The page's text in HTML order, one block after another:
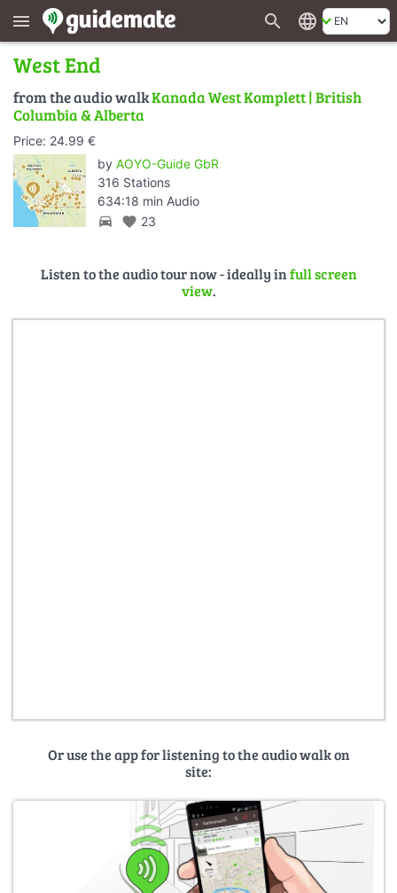
menu search language
West End
from the audio walkKanada West Komplett | British
Columbia & Alberta
Price: 24.99 €
by AOYO-Guide GbR
316 Stations
634:18 min Audio
directions_car favorite 23
Listen to the audio tour now - ideally infull screen
view.
Or use the app for listening to the audio walk on
site: